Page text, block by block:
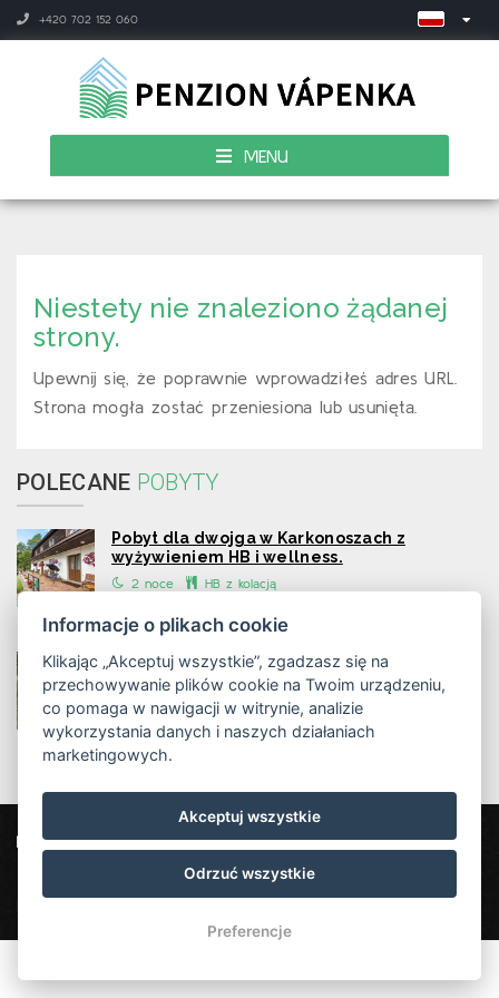
+420 702 152 060
MENU
Niestety nie znaleziono żądanej
strony.
Upewnij się, że poprawnie wprowadziłeś adres URL.
Strona mogła zostać przeniesiona lub usunięta.
POLECANE POBYTY
Pobyt dla dwojga w Karkonoszach z
wyżywieniem HB i wellness.
2 noce HB z kolacją
Pakiet pobytowy dla seniorów - z wnukami i
zwierzętami!
2 - 5 nocí HB z kolacją
Penzion Vápenka Horní Albeřice 13, 542 26 Horní Maršov
info@penzionvapenka.cz +420 702 152 060
Informacje o plikach cookie
Klikając „Akceptuj wszystkie”, zgadzasz się na
przechowywanie plików cookie na Twoim urządzeniu,
co pomaga w nawigacji w witrynie, analizie
wykorzystania danych i naszych działaniach
marketingowych.
Akceptuj wszystkie
Odrzuć wszystkie
Preferencje